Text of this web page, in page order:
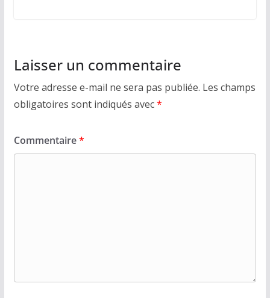
Laisser un commentaire
Votre adresse e-mail ne sera pas publiée. Les champs
obligatoires sont indiqués avec*
Commentaire*